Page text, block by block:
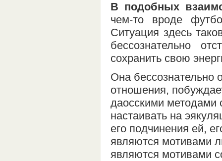
В подобных
чем-то вроде
Ситуация здесь
бессознательно
сохранить свою
Она бессознательно
отношения,
даосскими методами
настаивать на
его подчинения ей,
являются мотивами
являются мотивами